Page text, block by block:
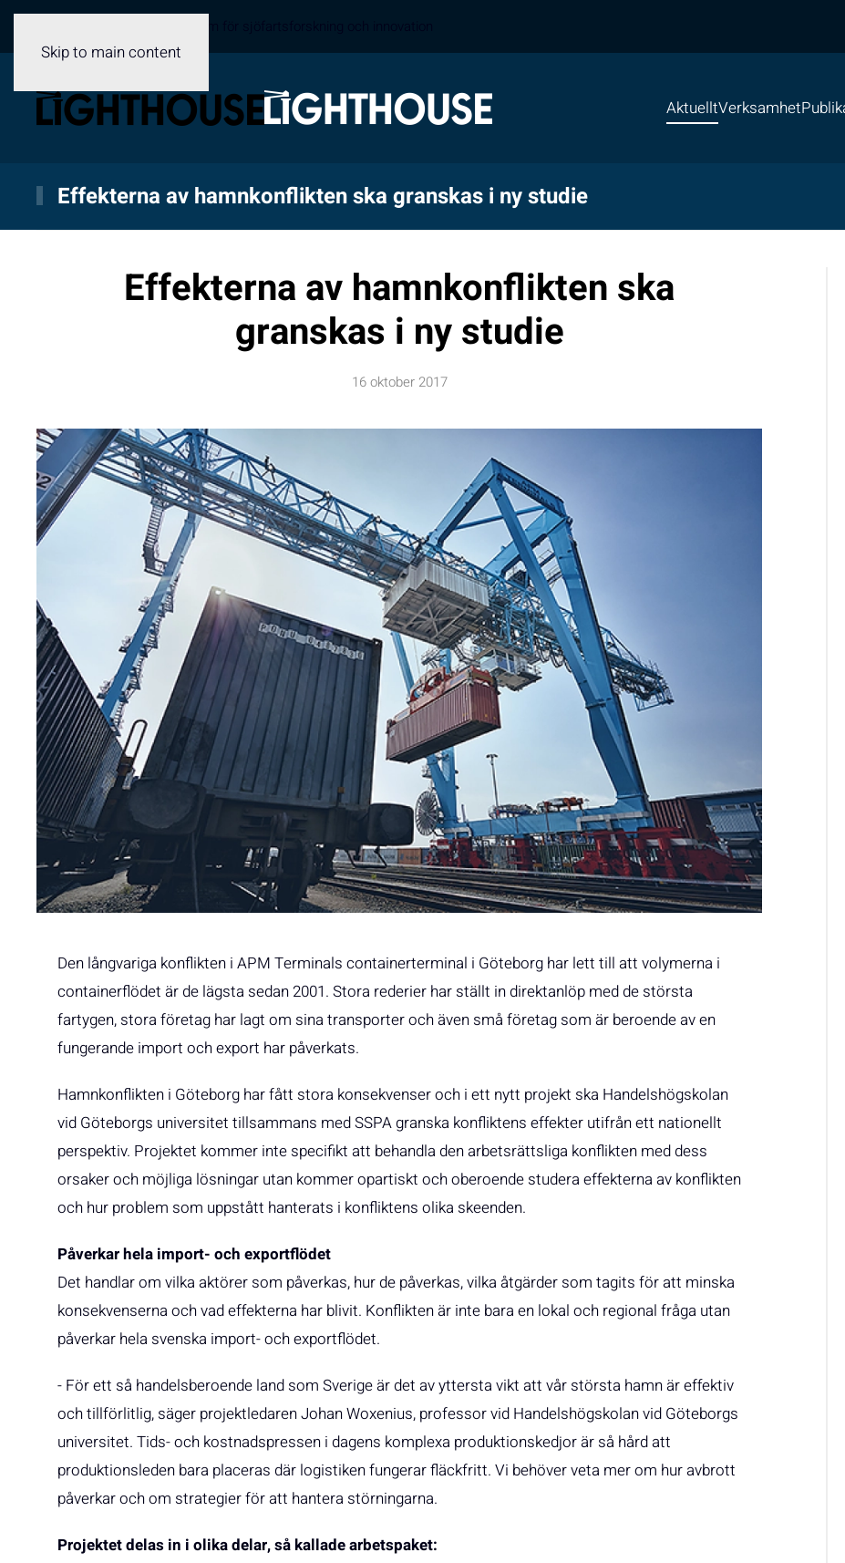
Skip to main content
AktuelltVerksamhet
Effekterna av hamnkonflikten ska granskas i ny studie
Effekterna av hamnkonflikten ska
granskas i ny studie
16 oktober 2017
Den långvariga konflikten i APM Terminals containerterminal i Göteborg har lett till att volymerna i
containerflödet är de lägsta sedan 2001. Stora rederier har ställt in direktanlöp med de största
fartygen, stora företag har lagt om sina transporter och även små företag som är beroende av en
fungerande import och export har påverkats.
Hamnkonflikten i Göteborg har fått stora konsekvenser och i ett nytt projekt ska Handelshögskolan
vid Göteborgs universitet tillsammans med SSPA granska konfliktens effekter utifrån ett nationellt
perspektiv. Projektet kommer inte specifikt att behandla den arbetsrättsliga konflikten med dess
orsaker och möjliga lösningar utan kommer opartiskt och oberoende studera effekterna av konflikten
och hur problem som uppstått hanterats i konfliktens olika skeenden.
Påverkar hela import- och exportflödet
Det handlar om vilka aktörer som påverkas, hur de påverkas, vilka åtgärder som tagits för att minska
konsekvenserna och vad effekterna har blivit. Konflikten är inte bara en lokal och regional fråga utan
påverkar hela svenska import- och exportflödet.
- För ett så handelsberoende land som Sverige är det av yttersta vikt att vår största hamn är effektiv
och tillförlitlig, säger projektledaren Johan Woxenius, professor vid Handelshögskolan vid Göteborgs
universitet. Tids- och kostnadspressen i dagens komplexa produktionskedjor är så hård att
produktionsleden bara placeras där logistiken fungerar fläckfritt. Vi behöver veta mer om hur avbrott
påverkar och om strategier för att hantera störningarna.
Projektet delas in i olika delar, så kallade arbetspaket: